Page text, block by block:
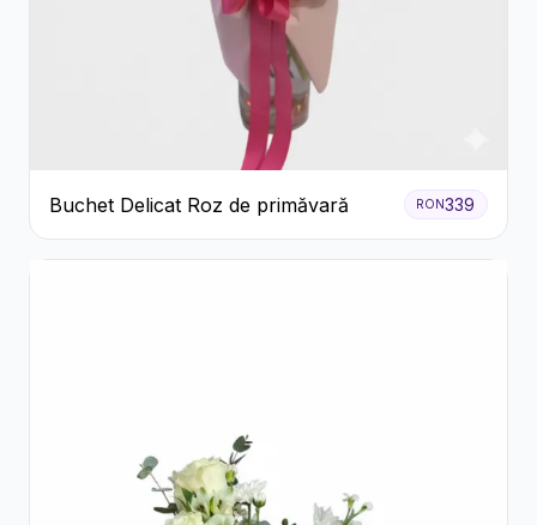
Buchet Delicat Roz de primăvară RON339